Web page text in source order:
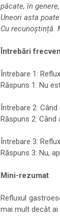
păcate, în
Uneori asta
Cu recunoștință.
Întrebări
Întrebare 1:
Răspuns 1: Nu
Întrebare 2:
Răspuns 2:
Întrebare 3:
Răspuns 3: Nu,
Mini-rezumat
Refluxul
mai mult decât